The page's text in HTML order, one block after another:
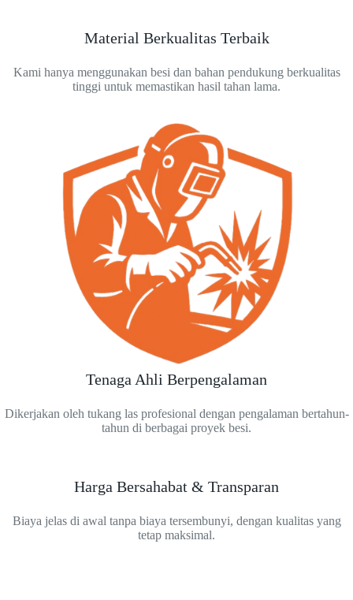
Material Berkualitas Terbaik
Kami hanya menggunakan besi dan bahan pendukung berkualitas
tinggi untuk memastikan hasil tahan lama.
Tenaga Ahli Berpengalaman
Dikerjakan oleh tukang las profesional dengan pengalaman bertahun-
tahun di berbagai proyek besi.
Harga Bersahabat & Transparan
Biaya jelas di awal tanpa biaya tersembunyi, dengan kualitas yang
tetap maksimal.